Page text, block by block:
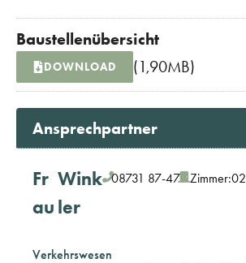
Baustellenübersicht
DOWNLOAD (1,90MB)
Ansprechpartner
Fr
au
Wink
ler
08731 87-479 Zimmer:02
Verkehrswesen